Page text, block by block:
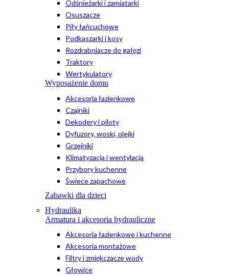
Odśnieżarki i zamiatarki
Osuszacze
Piły łańcuchowe
Podkaszarki i kosy
Rozdrabniacze do gałęzi
Traktory
Wertykulatory
Wyposażenie domu
Akcesoria łazienkowe
Czajniki
Dekodery i piloty
Dyfuzory, woski, olejki
Grzejniki
Klimatyzacja i wentylacja
Przybory kuchenne
Świece zapachowe
Zabawki dla dzieci
Hydraulika
Armatura i akcesoria hydrauliczne
Akcesoria łazienkowe i kuchenne
Akcesoria montażowe
Filtry i zmiękczacze wody
Głowice